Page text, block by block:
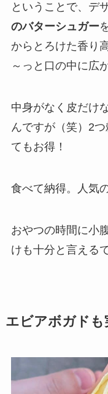
ということで、デ
のバターシュガー
からとろけた香り
～っと口の中に広
中身がなく皮だけ
んですが（笑）2
てもお得！
食べて納得。人気
おやつの時間に小
けも十分と言える
エビアボガドも